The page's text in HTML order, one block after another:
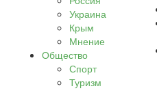
Украина
Крым
Мнение
Общество
Спорт
Туризм